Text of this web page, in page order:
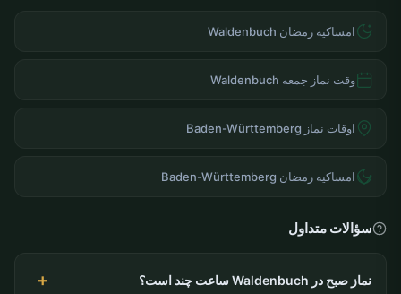
امساکیه رمضان Waldenbuch
وقت نماز جمعه Waldenbuch
اوقات نماز Baden-Württemberg
امساکیه رمضان Baden-Württemberg
سؤالات متداول
نماز صبح در Waldenbuch ساعت چند است؟